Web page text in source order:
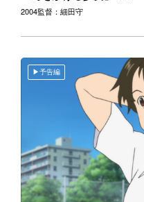
2004監督：細田守
予告編